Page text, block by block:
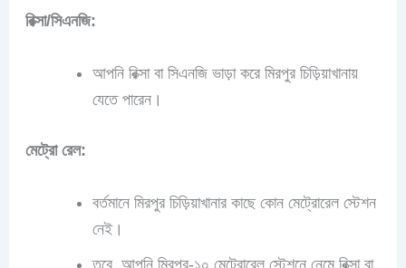
রিক্সা/সিএনজি:
আপনি রিক্সা বা সিএনজি ভাড়া করে মিরপুর চিড়িয়াখানায়
যেতে পারেন।
মেট্রো রেল:
বর্তমানে মিরপুর চিড়িয়াখানার কাছে কোন মেট্রোরেল স্টেশন
নেই।
তবে, আপনি মিরপুর-১০ মেট্রোরেল স্টেশনে নেমে রিক্সা বা